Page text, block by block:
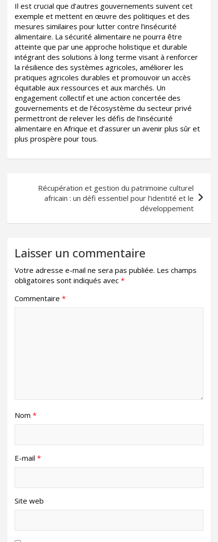
Il est crucial que d’autres gouvernements suivent cet
exemple et mettent en œuvre des politiques et des
mesures similaires pour lutter contre l’insécurité
alimentaire. La sécurité alimentaire ne pourra être
atteinte que par une approche holistique et durable
intégrant des solutions à long terme visant à renforcer
la résilience des systèmes agricoles, améliorer les
pratiques agricoles durables et promouvoir un accès
équitable aux ressources et aux marchés. Un
engagement collectif et une action concertée des
gouvernements et de l’écosystème du secteur privé
permettront de relever les défis de l’insécurité
alimentaire en Afrique et d’assurer un avenir plus sûr et
plus prospère pour tous.
Récupération et gestion du patrimoine culturel
africain : un défi essentiel pour l’identité et le
développement
Laisser un commentaire
Votre adresse e-mail ne sera pas publiée. Les champs
obligatoires sont indiqués avec *
Commentaire *
Nom *
E-mail *
Site web